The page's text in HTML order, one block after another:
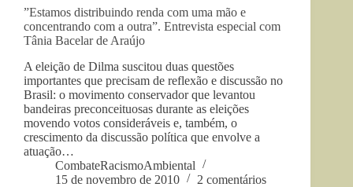
”Estamos distribuindo renda com uma mão e
concentrando com a outra”. Entrevista especial com
Tânia Bacelar de Araújo
A eleição de Dilma suscitou duas questões
importantes que precisam de reflexão e discussão no
Brasil: o movimento conservador que levantou
bandeiras preconceituosas durante as eleições
movendo votos consideráveis e, também, o
crescimento da discussão política que envolve a
atuação…
CombateRacismoAmbiental
15 de novembro de 2010
2 comentários